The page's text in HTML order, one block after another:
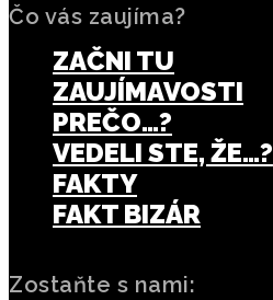
Čo vás zaujíma?
ZAČNI TU
ZAUJÍMAVOSTI
PREČO…?
VEDELI STE, ŽE…?
FAKTY
FAKT BIZÁR
Zostaňte s nami: